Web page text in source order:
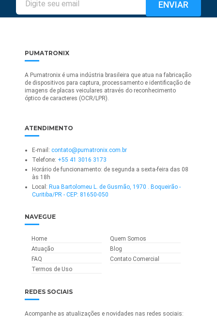
PUMATRONIX
A Pumatronix é uma indústria brasileira que atua na fabricação
de dispositivos para captura, processamento e identificação de
imagens de placas veiculares através do reconhecimento
óptico de caracteres (OCR/LPR).
ATENDIMENTO
E-mail: contato@pumatronix.com.br
Telefone: +55 41 3016 3173
Horário de funcionamento: de segunda a sexta-feira das 08
às 18h
Local: Rua Bartolomeu L. de Gusmão, 1970 . Boqueirão -
Curitiba/PR - CEP: 81650-050
NAVEGUE
Home
Quem Somos
Atuação
Blog
FAQ
Contato Comercial
Termos de Uso
REDES SOCIAIS
Acompanhe as atualizações e novidades nas redes sociais: